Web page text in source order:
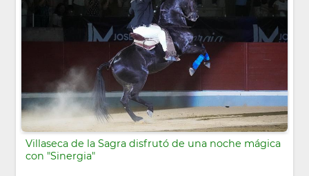
Villaseca de la Sagra disfrutó de una noche mágica
con "Sinergia"